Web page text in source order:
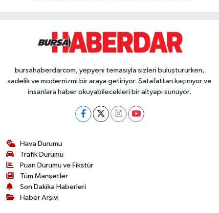
bursahaberdarcom, yepyeni temasıyla sizleri buluştururken,
sadelik ve modernizmi bir araya getiriyor. Şatafattan kaçınıyor ve
insanlara haber okuyabilecekleri bir altyapı sunuyor.
Hava Durumu
Trafik Durumu
Puan Durumu ve Fikstür
Tüm Manşetler
Son Dakika Haberleri
Haber Arşivi